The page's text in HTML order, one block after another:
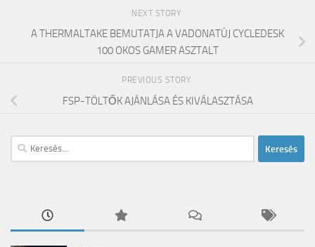
NEXT STORY
A THERMALTAKE BEMUTATJA A VADONATÚJ CYCLEDESK
100 OKOS GAMER ASZTALT
PREVIOUS STORY
FSP-TÖLTŐK AJÁNLÁSA ÉS KIVÁLASZTÁSA
Keresés: